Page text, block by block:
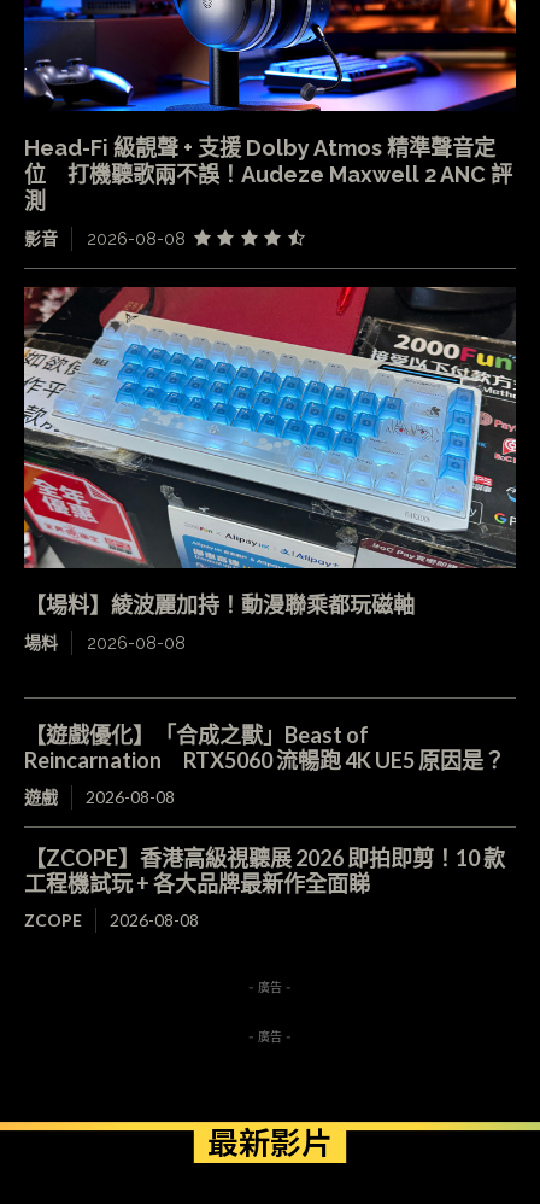
Head-Fi 級靚聲 + 支援 Dolby Atmos 精準聲音定
位 打機聽歌兩不誤！Audeze Maxwell 2 ANC 評
測
影音 2026-08-08
【場料】綾波麗加持！動漫聯乘都玩磁軸
場料 2026-08-08
【遊戲優化】「合成之獸」Beast of
Reincarnation RTX5060 流暢跑 4K UE5 原因是？
遊戲 2026-08-08
【ZCOPE】香港高級視聽展 2026 即拍即剪！10 款
工程機試玩 + 各大品牌最新作全面睇
ZCOPE 2026-08-08
- 廣告 -
- 廣告 -
最新影片